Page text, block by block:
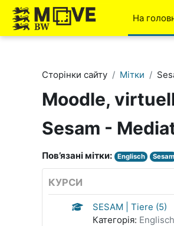
Перейти до головного вмісту
На
Сторінки сайту Мітки
Moodle,
Sesam -
Пов’язані мітки: Englisch Sesam
КУРСИ
SESAM | Tiere (5)
Категорія: Englisch